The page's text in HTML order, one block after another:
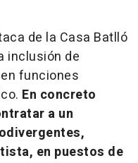
de la Casa Batlló
inclusión de
funciones
En concreto
a un
en puestos de